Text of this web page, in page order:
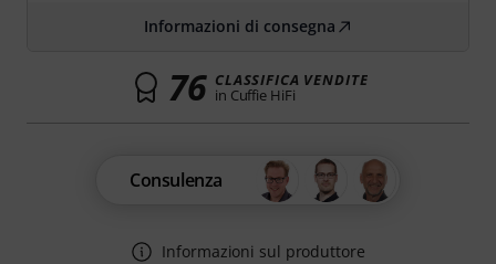
Informazioni di consegna
76 CLASSIFICA VENDITE
in Cuffie HiFi
Consulenza
Informazioni sul produttore